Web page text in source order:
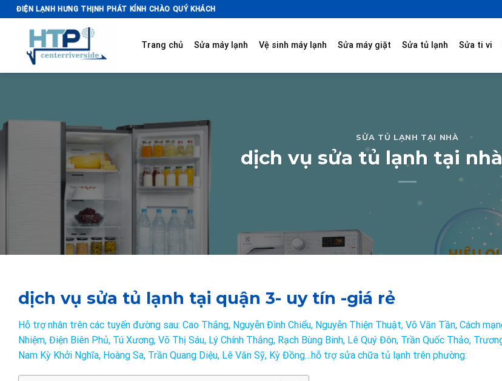
Skip
to
ĐIỆN LẠNH HƯNG THỊNH PHÁT KÍNH CHÀO QUÝ KHÁCH
Trang chủ Sửa máy lạnh Vệ sinh máy lạnh Sửa máy giặt Sửa tủ lạnh Sửa ti vi
SỬA TỦ LẠNH TẠI NHÀ
dịch vụ sửa tủ lạnh tại
dịch vụ sửa tủ lạnh tại quận 3- uy tín -giá rẻ
Hỗ trợ nhân trên các tuyến đường sau: Cao Thắng, Nguyễn Đình Chiểu, Nguyễn Thiện Thuật, Võ Văn Tần, Cách
Nhiệm, Điện Biên Phủ, Tú Xương, Võ Thị Sáu, Lý Chính Thắng, Rạch Bùng Binh, Lê Quý Đôn, Trần Quốc Thảo,
Nam Kỳ Khởi Nghĩa, Hoàng Sa, Trần Quang Diệu, Lê Văn Sỹ, Kỳ Đồng…hỗ trợ sửa chữa tủ lạnh trên phường: